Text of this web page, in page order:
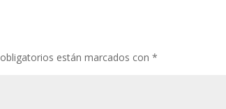
están marcados con*